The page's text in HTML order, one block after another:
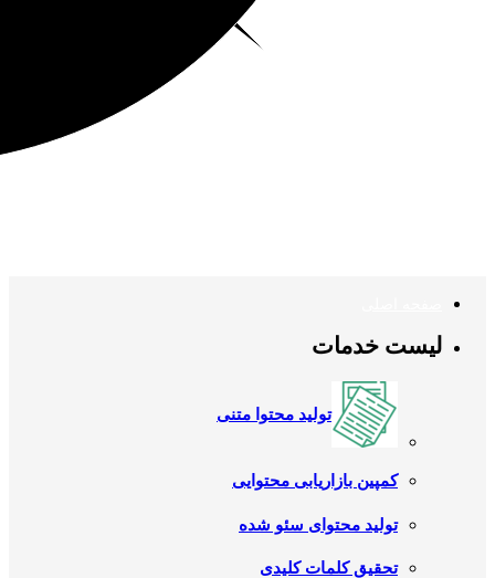
لیست خدمات
تولید محتوا متنی
کمپین بازاریابی محتوایی
تولید محتوای سئو شده
تحقیق کلمات کلیدی